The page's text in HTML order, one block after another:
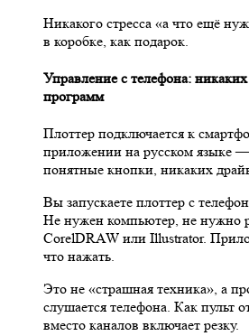
Никакого стресса «а что ещё
в коробке, как подарок.
Управление с телефона:
программ
Плоттер подключается к
приложении на русском языке
понятные кнопки, никаких
Вы запускаете плоттер с
Не нужен компьютер, не нужно
CorelDRAW или Illustrator.
что нажать.
Это не «страшная техника», а
слушается телефона. Как пульт
вместо каналов включает резку.